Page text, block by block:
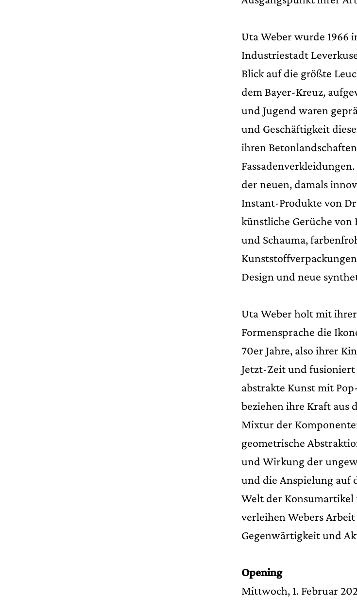
Uta Weber wurde 1966
Industriestadt
Blick auf die größte
dem Bayer-Kreuz,
und Jugend waren
und Geschäftigkeit
ihren
der neuen, damals
Instant-Produkte von
künstliche Gerüche von
und Schauma,
Design und neue
Uta Weber holt mit
Formensprache die
70er Jahre, also ihrer
Jetzt-Zeit und
abstrakte Kunst mit
beziehen ihre Kraft aus
Mixtur der
geometrische
und Wirkung der
und die Anspielung auf
Welt der
verleihen Webers
Gegenwärtigkeit und
Opening
Mittwoch, 1. Februar